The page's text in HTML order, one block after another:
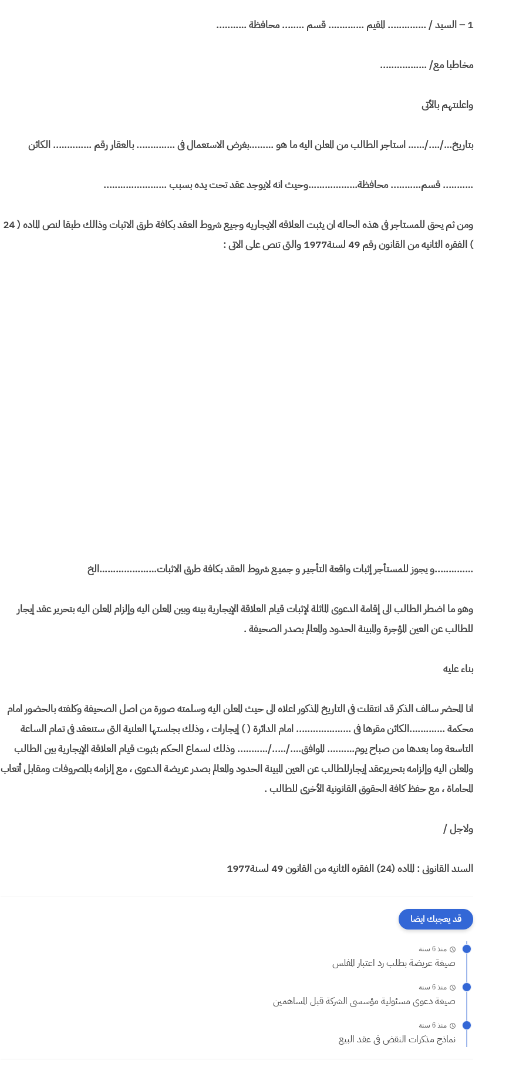
1 – السيد / ………….. المقيم …………. قسم …….. محافظة ………..
مخاطبا مع/ ……………..
واعلنتهم بالأتى
بتاريخ…/…./…… استاجر الطالب من المعلن اليه ما هو ………بغرض الاستعمال فى ………….. بالعقار رقم ………….. الكائن
……….. قسم……….. محافظة………………وحيث انه لايوجد عقد تحت يده بسبب …………………..
ومن ثم يحق للمستاجر فى هذه الحاله ان يثبت العلاقه الايجاريه وجيع شروط العقد بكافة طرق الاثبات وذالك طبقا لنص الماده ( 24
) الفقره الثانيه من القانون رقم 49 لسنة1977 والتى تنص على الاتى :
…………..و يجوز للمستأجر إثبات واقعة التأجيـر و جميـع شروط العقد بكافة طرق الاثبات…………………الخ
وهو ما اضطر الطالب الى إقامة الدعوى الماثلة لإثبات قيام العلاقة الإيجارية بينه وبين المعلن اليه وإلزام المعلن اليه بتحرير عقد إيجار
للطالب عن العين المؤجرة والمبينة الحدود والمعالم بصدر الصحيفة .
بناء عليه
انا المحضر سالف الذكر قد انتقلت فى التاريخ المذكور اعلاه الى حيث المعلن اليه وسلمته صورة من اصل الصحيفة وكلفته بالحضور امام
محكمة ………….الكائن مقرها فى ……………….. امام الدائرة ( ) إيجارات ، وذلك بجلستها العلنية التى ستنعقد فى تمام الساعة
التاسعة وما بعدها من صباح يوم………. الموافق…./…../……….. وذلك لسماع الحكم بثبوت قيام العلاقة الإيجارية بين الطالب
والمعلن اليه وإلزامه بتحريرعقد إيجارللطالب عن العين المبينة الحدود والمعالم بصدر عريضة الدعوى ، مع إلزامه بالمصروفات ومقابل أتعاب
المحاماة ، مع حفظ كافة الحقوق القانونية الأخرى للطالب .
ولاجل /
السند القانونى : الماده (24) الفقره الثانيه من القانون 49 لسنة1977
قد يعجبك ايضا
منذ 6 سنة
صيغة عريضة بطلب رد اعتبار المفلس
منذ 6 سنة
صيغة دعوى مسئولية مؤسسى الشركة قبل المساهمين
منذ 6 سنة
نماذج مذكرات النقض فى عقد البيع